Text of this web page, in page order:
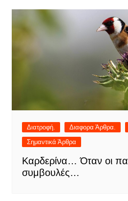
Διατροφή. Διαφορα Άρθρα.
Σημαντικά Άρθρα
Καρδερίνα… Όταν οι
συμβουλές…